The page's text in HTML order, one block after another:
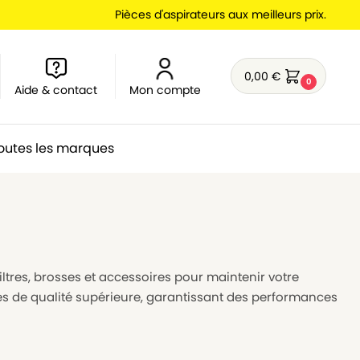
Pièces d'aspirateurs aux meilleurs prix.
Aide & contact Mon compte
0,00€ 0
les marques
brosses et accessoires pour maintenir votre
de qualité supérieure, garantissant des performances